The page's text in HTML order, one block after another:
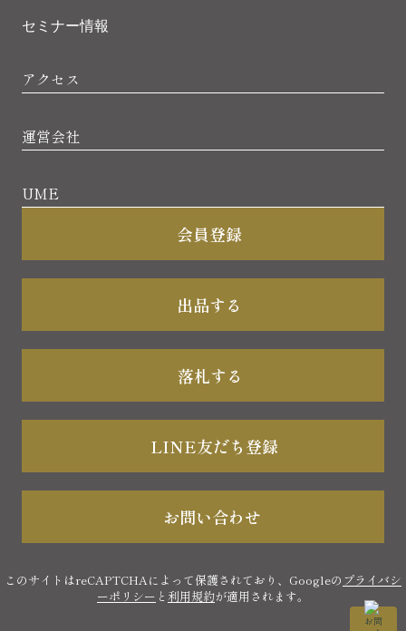
セミナー情報
アクセス
運営会社
UME
会員登録
出品する
落札する
LINE友だち登録
お問い合わせ
このサイトはreCAPTCHAによって保護されており、Googleの プライバシ
ーポリシー と 利用規約が適用されます。